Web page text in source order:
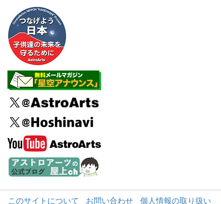
このサイトについて お問い合わせ 個人情報の取り扱い